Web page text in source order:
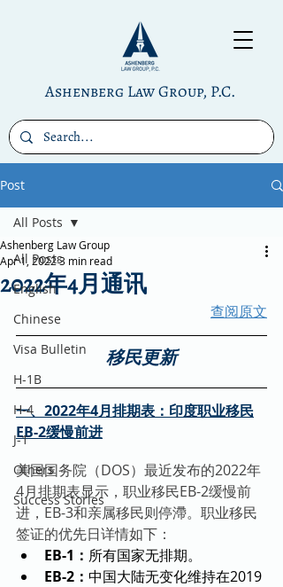
Ashenberg Law Group, P.C.
Post
All Posts
English
Chinese
Visa Bulletin
H-1B
H-4
J-1
Others
Success Stories
All Posts
2022年4月通讯
Ashenberg Law Group
Apr 1, 20223 min read
查阅原文
移民更新
一、2022年4月排期表：印度职业移民
EB-2缓慢前进
美国国务院（DOS）最近发布的2022年
4月排期表显示，职业移民EB-2缓慢前
进，EB-3和亲属移民则停滯。职业移民
签证的优先日详情如下：
EB-1： 所有国家无排期。
EB-2： 中国大陆无变化维持在2019